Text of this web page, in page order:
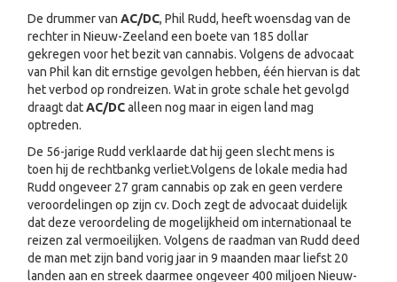
De drummer van AC/DC, Phil Rudd, heeft woensdag van de
rechter in Nieuw-Zeeland een boete van 185 dollar
gekregen voor het bezit van cannabis. Volgens de advocaat
van Phil kan dit ernstige gevolgen hebben, één hiervan is dat
het verbod op rondreizen. Wat in grote schale het gevolgd
draagt datAC/DCalleen nog maar in eigen land mag
optreden.
De 56-jarige Rudd verklaarde dat hij geen slecht mens is
toen hij de rechtbankg verliet.Volgens de lokale media had
Rudd ongeveer 27 gram cannabis op zak en geen verdere
veroordelingen op zijn cv. Doch zegt de advocaat duidelijk
dat deze veroordeling de mogelijkheid om internationaal te
reizen zal vermoeilijken. Volgens de raadman van Rudd deed
de man met zijn band vorig jaar in 9 maanden maar liefst 20
landen aan en streek daarmee ongeveer 400 miljoen Nieuw-